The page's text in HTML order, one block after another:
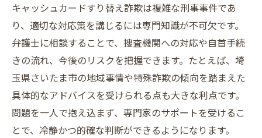
刑事事件で失敗しない自首準備のポイント
弁護士が教える自首前の心構えと相談方法
自首を考える方が知っておきたいキャッシュカ
ード詐欺の実態
キャッシュカード詐欺の刑事事件としての
実態
キャッシュカード譲渡罪が問われるケース
キャッシュカードすり替え詐欺は複雑な刑事事件であ
り、適切な対応策を講じるには専門知識が不可欠です。
弁護士に相談することで、捜査機関への対応や自首手続
きの流れ、今後のリスクを把握できます。たとえば、埼
玉県さいたま市の地域事情や特殊詐欺の傾向を踏まえた
具体的なアドバイスを受けられる点も大きな利点です。
問題を一人で抱え込まず、専門家のサポートを受けるこ
とで、冷静かつ的確な判断ができるようになります。